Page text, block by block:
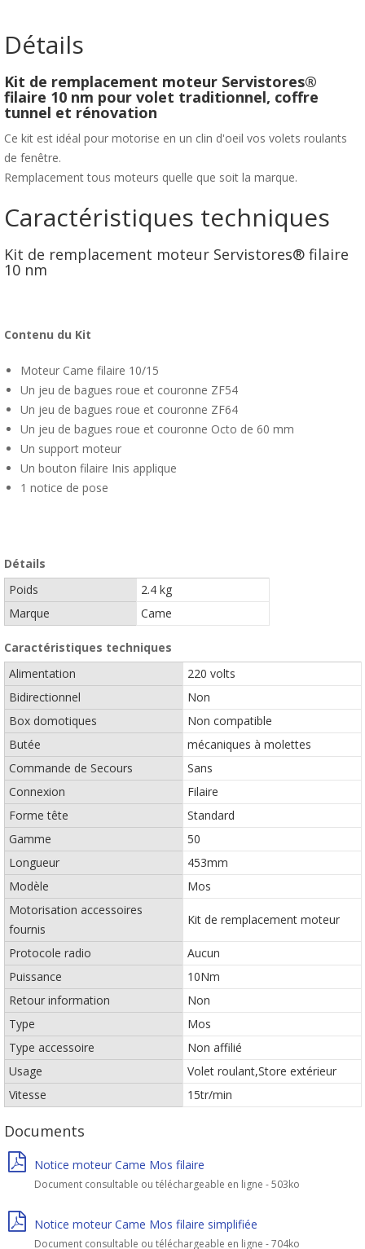
Détails
Kit de remplacement moteur Servistores®
filaire 10 nm pour volet traditionnel, coffre
tunnel et rénovation
Ce kit est idéal pour motorise en un clin d'oeil vos volets roulants
de fenêtre.
Remplacement tous moteurs quelle que soit la marque.
Caractéristiques techniques
Kit de remplacement moteur Servistores® filaire
10 nm
Contenu du Kit
Moteur Came filaire 10/15
Un jeu de bagues roue et couronne ZF54
Un jeu de bagues roue et couronne ZF64
Un jeu de bagues roue et couronne Octo de 60 mm
Un support moteur
Un bouton filaire Inis applique
1 notice de pose
Détails
Poids
2.4 kg
Marque
Came
Caractéristiques techniques
Alimentation
220 volts
Bidirectionnel
Non
Box domotiques
Non compatible
Butée
mécaniques à molettes
Commande de Secours
Sans
Connexion
Filaire
Forme tête
Standard
Gamme
50
Longueur
453mm
Modèle
Mos
Motorisation accessoires
fournis
Kit de remplacement moteur
Protocole radio
Aucun
Puissance
10Nm
Retour information
Non
Type
Mos
Type accessoire
Non affilié
Usage
Volet roulant,Store extérieur
Vitesse
15tr/min
Documents
Notice moteur Came Mos filaire
Document consultable ou téléchargeable en ligne - 503ko
Notice moteur Came Mos filaire simplifiée
Document consultable ou téléchargeable en ligne - 704ko